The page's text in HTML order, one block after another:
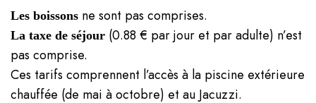
Les boissons ne sont pas comprises.
La taxe de séjour (0.88 € par jour et par adulte) n’est
pas comprise.
Ces tarifs comprennent l’accès à la piscine extérieure
chauffée (de mai à octobre) et au Jacuzzi.